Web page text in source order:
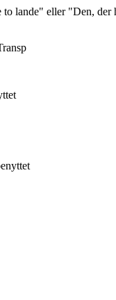
to lande" eller "Den, der